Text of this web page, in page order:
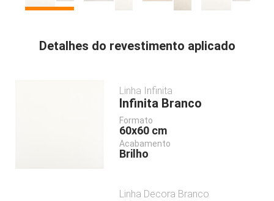
Detalhes do revestimento aplicado
Linha Infinita
Infinita Branco
Formato
60x60 cm
Acabamento
Brilho
Linha Decora Branco